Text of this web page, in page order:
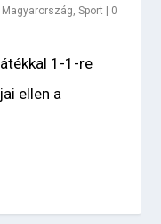
Magyarország,Sport
0
1-1-re
ellen a